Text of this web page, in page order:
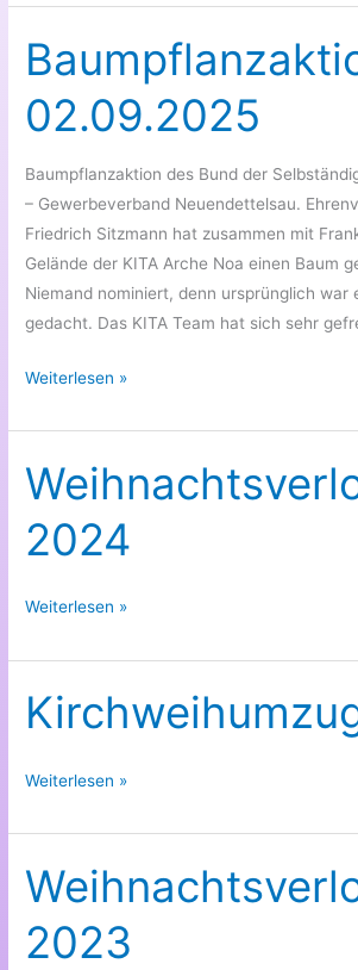
Tag
des
Kunden
21.09.2025
02.09.2025
Baumpflanzaktion des Bund der
– Gewerbeverband Neuendettelsau.
Friedrich Sitzmann hat zusammen mit
Gelände der KITA Arche Noa einen Baum
Niemand nominiert, denn ursprünglich war
gedacht. Das KITA Team hat sich sehr
Baumpflanzaktion
Weiterlesen »
2024
Weihnachtsverlosung
Weiterlesen »
Kirchweihumzug
Weiterlesen »
2023